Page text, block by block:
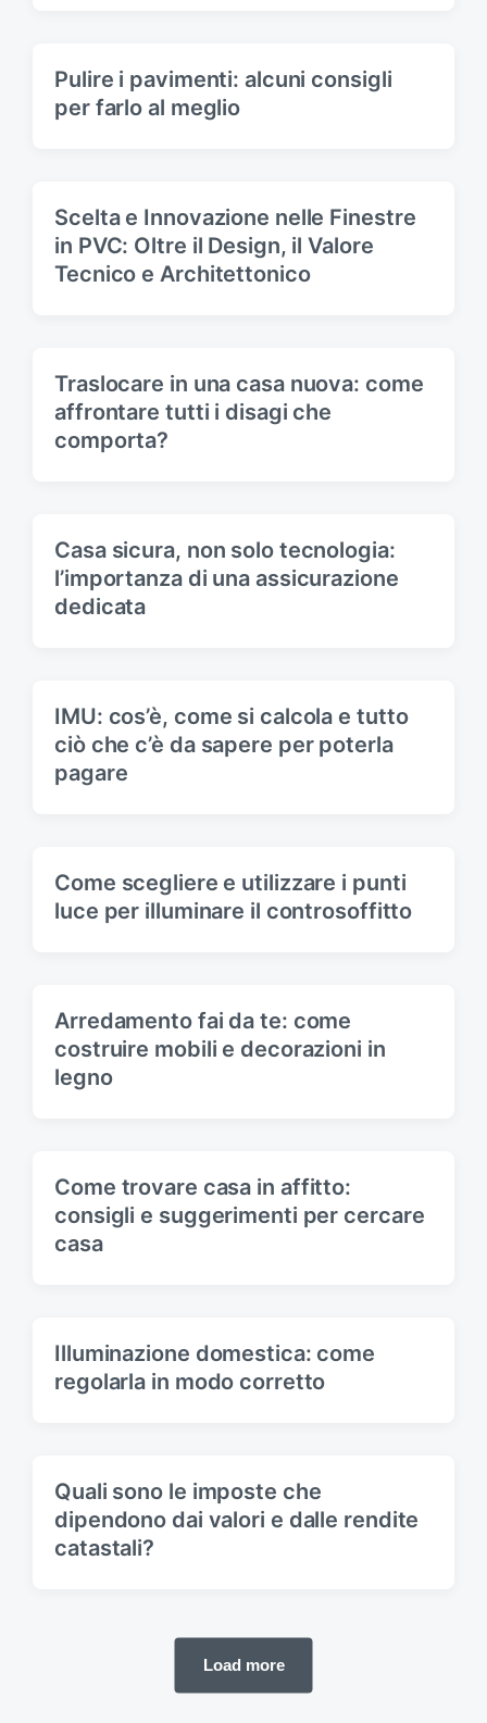
Pulire i pavimenti: alcuni consigli
per farlo al meglio
Scelta e Innovazione nelle Finestre
in PVC: Oltre il Design, il Valore
Tecnico e Architettonico
Traslocare in una casa nuova: come
affrontare tutti i disagi che
comporta?
Casa sicura, non solo tecnologia:
l’importanza di una assicurazione
dedicata
IMU: cos’è, come si calcola e tutto
ciò che c’è da sapere per poterla
pagare
Come scegliere e utilizzare i punti
luce per illuminare il controsoffitto
Arredamento fai da te: come
costruire mobili e decorazioni in
legno
Come trovare casa in affitto:
consigli e suggerimenti per cercare
casa
Illuminazione domestica: come
regolarla in modo corretto
Quali sono le imposte che
dipendono dai valori e dalle rendite
catastali?
Load more